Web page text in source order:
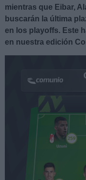
mientras que Eibar,
buscarán la última
en los playoffs. Este
en nuestra edición